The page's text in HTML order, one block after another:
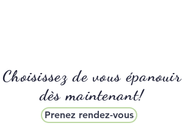
Choisissez de vous épanouir
dès maintenant!
Prenez rendez-vous